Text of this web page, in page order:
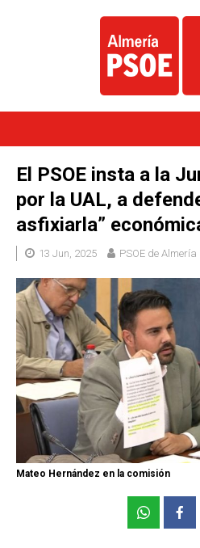
El PSOE insta a la
por la UAL, a
asfixiarla”
13 Jun, 2025 PSOE de Almería
Mateo Hernández en la comisión